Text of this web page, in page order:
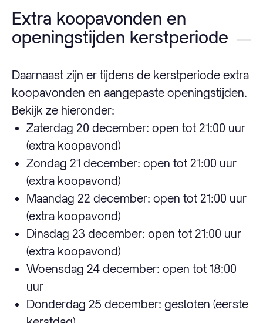
Extra koopavonden en
openingstijden kerstperiode
Daarnaast zijn er tijdens de kerstperiode extra
koopavonden en aangepaste openingstijden.
Bekijk ze hieronder:
Zaterdag 20 december: open tot 21:00 uur
(extra koopavond)
Zondag 21 december: open tot 21:00 uur
(extra koopavond)
Maandag 22 december: open tot 21:00 uur
(extra koopavond)
Dinsdag 23 december: open tot 21:00 uur
(extra koopavond)
Woensdag 24 december: open tot 18:00
uur
Donderdag 25 december: gesloten (eerste